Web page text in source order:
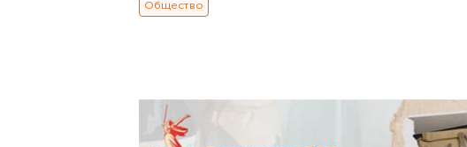
Общество